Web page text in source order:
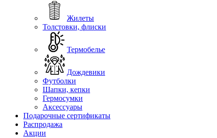
Жилеты
Толстовки, флиски
Термобелье
Дождевики
Футболки
Шапки, кепки
Гермосумки
Аксессуары
Подарочные сертификаты
Распродажа
Акции